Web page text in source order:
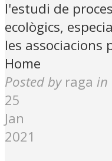
l'estudi de
ecològics,
les associacions
Home
Posted by raga in
25
Jan
2021